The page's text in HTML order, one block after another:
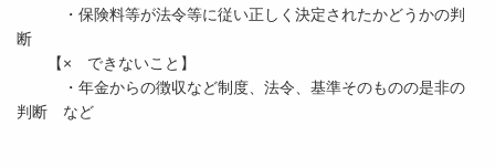
・保険料等が法令等に従い正しく決定されたかどうかの判
断
【× できないこと】
・年金からの徴収など制度、法令、基準そのものの是非の
判断 など